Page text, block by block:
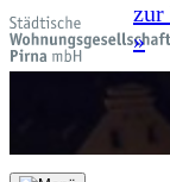
zur
»